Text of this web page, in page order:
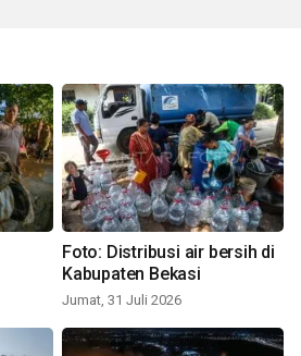
Foto: Distribusi air bersih di
Kabupaten Bekasi
Jumat, 31 Juli 2026